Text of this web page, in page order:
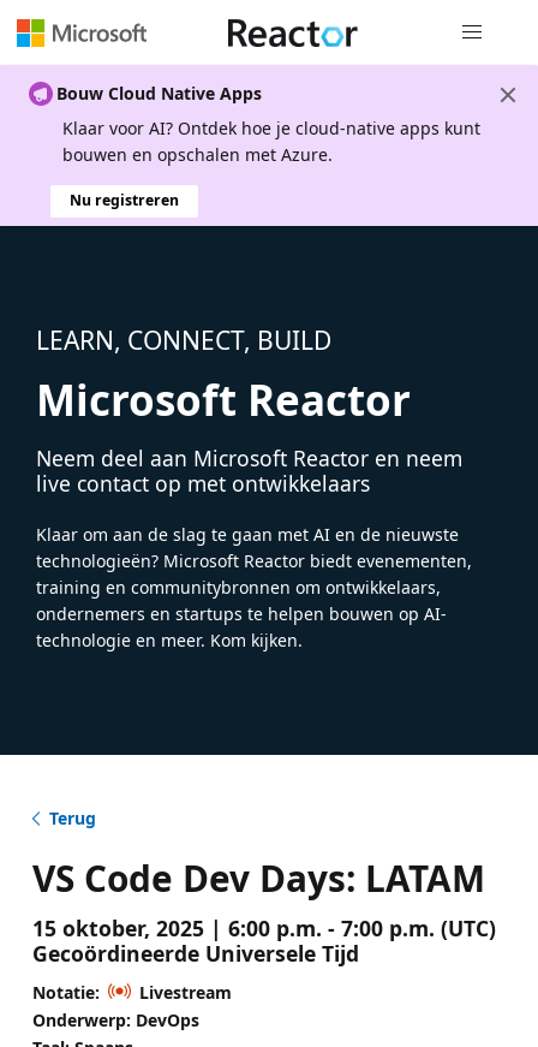
Bouw Cloud Native Apps
Klaar voor AI? Ontdek hoe je cloud-native apps kunt
bouwen en opschalen met Azure.
Nu registreren
LEARN, CONNECT, BUILD
Microsoft Reactor
Neem deel aan Microsoft Reactor en neem
live contact op met ontwikkelaars
Klaar om aan de slag te gaan met AI en de nieuwste
technologieën? Microsoft Reactor biedt evenementen,
training en communitybronnen om ontwikkelaars,
ondernemers en startups te helpen bouwen op AI-
technologie en meer. Kom kijken.
Terug
VS Code Dev Days: LATAM
15 oktober, 2025 | 6:00 p.m. - 7:00 p.m. (UTC)
Gecoördineerde Universele Tijd
Notatie:
Livestream
Onderwerp: DevOps